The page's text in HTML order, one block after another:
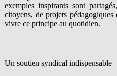
exemples inspirants sont
citoyens, de projets
vivre ce principe au quotidien.
Un soutien syndical indispensable